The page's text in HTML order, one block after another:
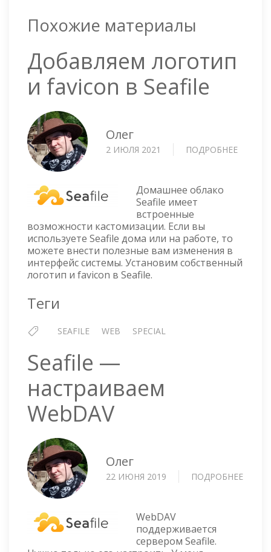
Похожие материалы
Добавляем логотип
и favicon в Seafile
Олег
2 ИЮЛЯ 2021 ПОДРОБНЕЕ
Домашнее облако
Seafile имеет
встроенные
возможности кастомизации. Если вы
используете Seafile дома или на работе, то
можете внести полезные вам изменения в
интерфейс системы. Установим собственный
логотип и favicon в Seafile.
Теги
SEAFILE WEB SPECIAL
Seafile —
настраиваем
WebDAV
Олег
22 ИЮНЯ 2019 ПОДРОБНЕЕ
WebDAV
поддерживается
сервером Seafile.